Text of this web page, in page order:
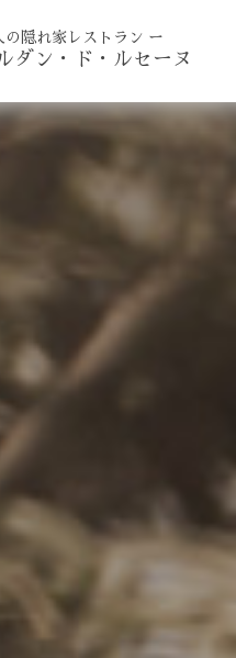
の隠れ家レストラン ー
ダン・ド・ルセーヌ